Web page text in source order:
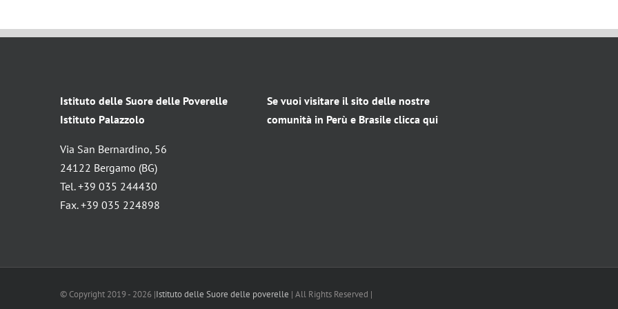
su/giù
Istituto delle Suore delle Poverelle
Istituto Palazzolo
Via San Bernardino, 56
24122 Bergamo (BG)
Tel. +39 035 244430
Fax. +39 035 224898
Se vuoi visitare il sito delle nostre
comunità in Perù e Brasile clicca qui
© Copyright 2019 - 2026 |Istituto delle Suore delle poverelle | All Rights Reserved |